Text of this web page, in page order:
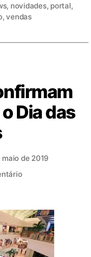
, novidades, portal,
,vendas
Dia das
maio de 2019